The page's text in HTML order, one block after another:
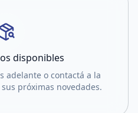
disponibles
adelante o contactá a la
próximas novedades.